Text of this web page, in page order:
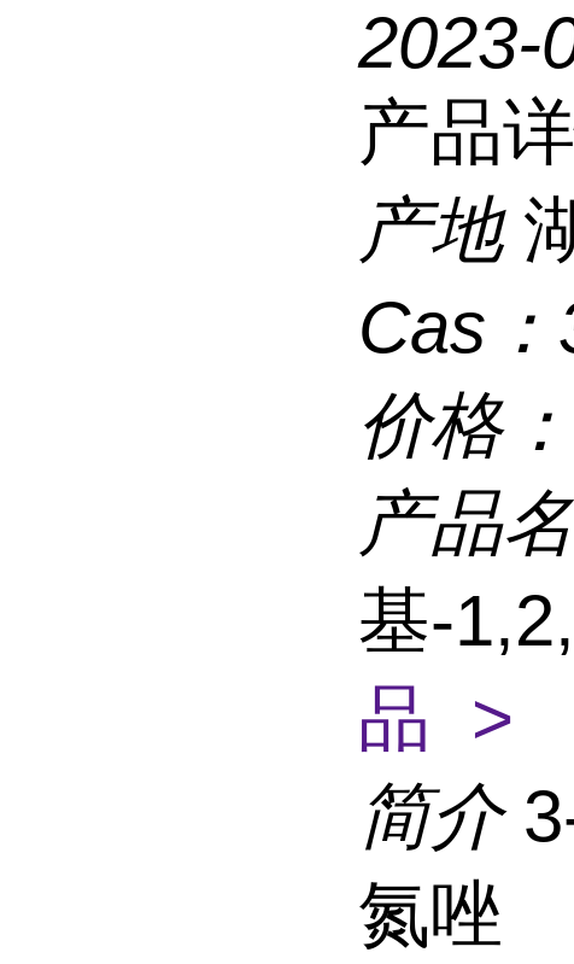
2023-
产品
产地
Cas：
价格：
产品
基-
品 >
简介
氮唑